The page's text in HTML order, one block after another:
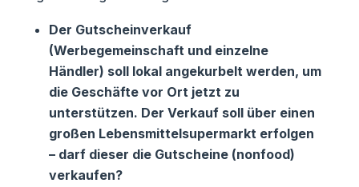
Der Gutscheinverkauf
(Werbegemeinschaft und einzelne
Händler) soll lokal angekurbelt werden, um
die Geschäfte vor Ort jetzt zu
unterstützen. Der Verkauf soll über einen
großen Lebensmittelsupermarkt erfolgen
– darf dieser die Gutscheine (nonfood)
verkaufen?